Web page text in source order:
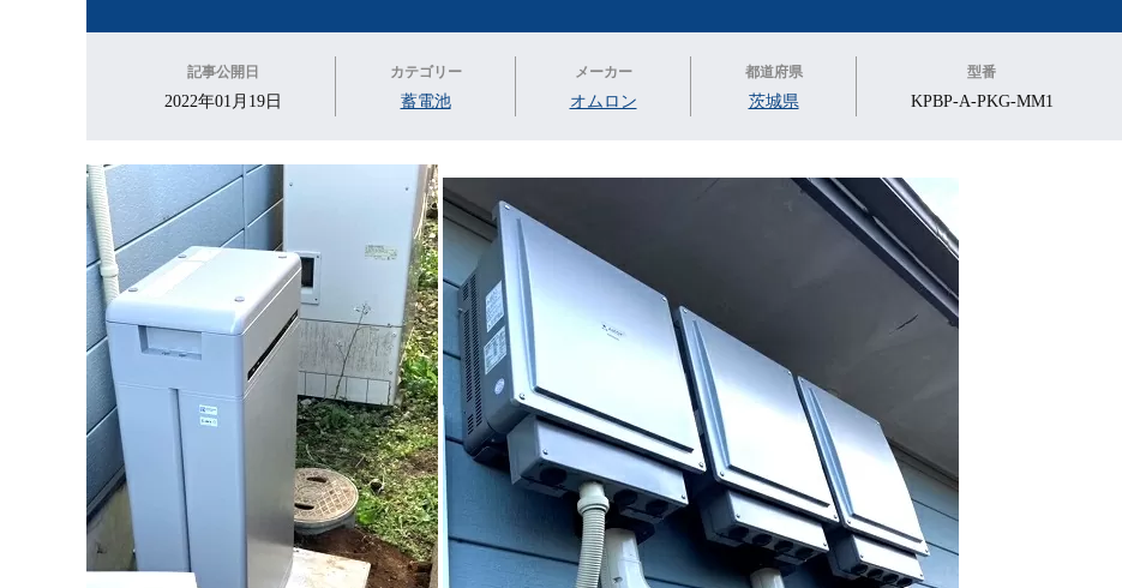
記事公開日
2022年01月19日
カテゴリー
蓄電池
メーカー
オムロン
都道府県
茨城県
型番
KPBP-A-PKG-MM1